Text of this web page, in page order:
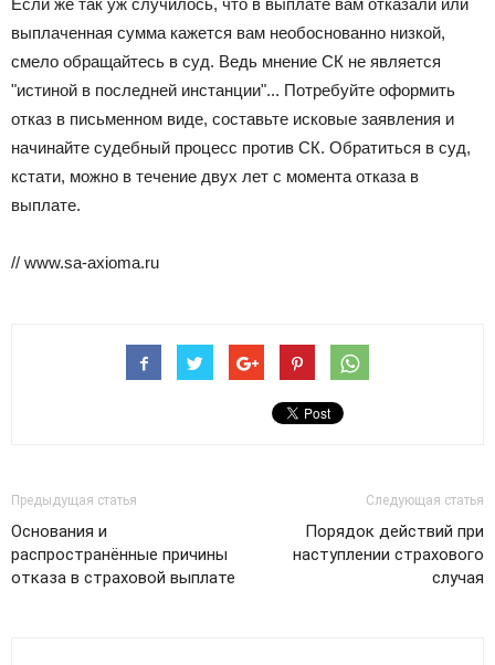
Если же так уж случилось, что в выплате вам отказали или
выплаченная сумма кажется вам необоснованно низкой,
смело обращайтесь в суд. Ведь мнение СК не является
"истиной в последней инстанции"... Потребуйте оформить
отказ в письменном виде, составьте исковые заявления и
начинайте судебный процесс против СК. Обратиться в суд,
кстати, можно в течение двух лет с момента отказа в
выплате.
// www.sa-axioma.ru
Предыдущая статья
Основания и
распространённые причины
отказа в страховой выплате
Следующая статья
Порядок действий при
наступлении страхового
случая